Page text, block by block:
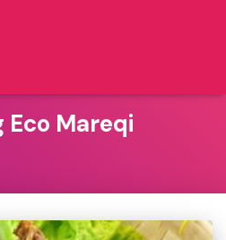
Eco Mareqi